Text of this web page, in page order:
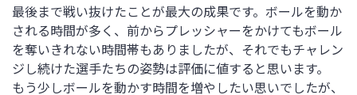
最後まで戦い抜けたことが最大の成果です。ボールを動か
される時間が多く、前からプレッシャーをかけてもボール
を奪いきれない時間帯もありましたが、それでもチャレン
ジし続けた選手たちの姿勢は評価に値すると思います。
もう少しボールを動かす時間を増やしたい思いでしたが、